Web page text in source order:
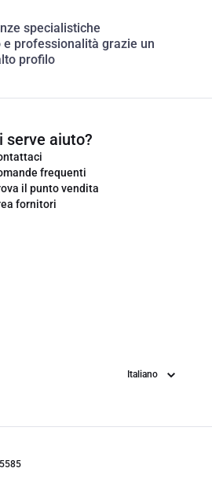
specialistiche
e professionalità grazie un
profilo
serve aiuto?
frequenti
il punto vendita
fornitori
Lingua